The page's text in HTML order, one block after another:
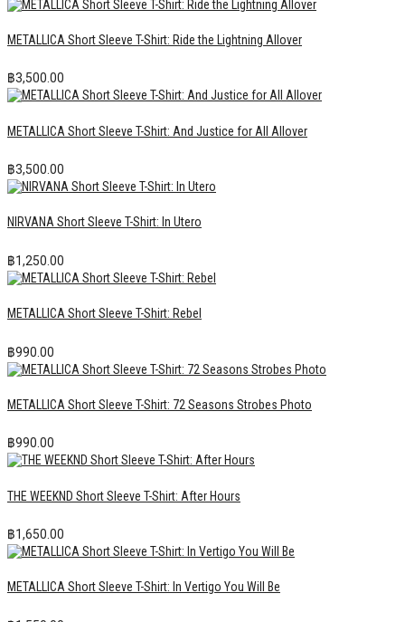
METALLICA Short Sleeve T-Shirt: Ride the Lightning Allover
฿3,500.00
METALLICA Short Sleeve T-Shirt: And Justice for All Allover
฿3,500.00
NIRVANA Short Sleeve T-Shirt: In Utero
฿1,250.00
METALLICA Short Sleeve T-Shirt: Rebel
฿990.00
METALLICA Short Sleeve T-Shirt: 72 Seasons Strobes Photo
฿990.00
THE WEEKND Short Sleeve T-Shirt: After Hours
฿1,650.00
METALLICA Short Sleeve T-Shirt: In Vertigo You Will Be